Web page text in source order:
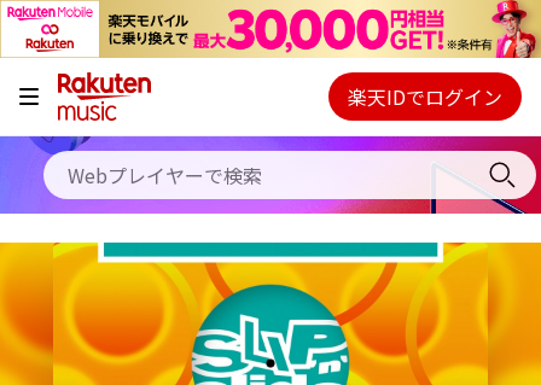
キャンペーン
料金プラン
使い方
初回30日間無料お試し
Webプレイヤー
ご契約内容の確認・変更
楽天IDでログイン